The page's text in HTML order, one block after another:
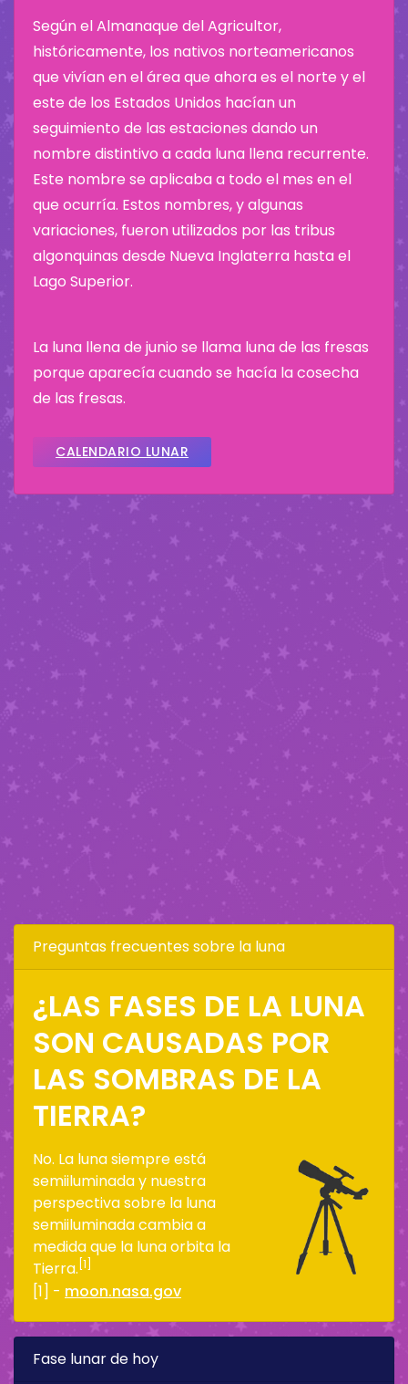
Según el Almanaque del Agricultor,
históricamente, los nativos norteamericanos
que vivían en el área que ahora es el norte y el
este de los Estados Unidos hacían un
seguimiento de las estaciones dando un
nombre distintivo a cada luna llena recurrente.
Este nombre se aplicaba a todo el mes en el
que ocurría. Estos nombres, y algunas
variaciones, fueron utilizados por las tribus
algonquinas desde Nueva Inglaterra hasta el
Lago Superior.
La luna llena de junio se llama luna de las fresas
porque aparecía cuando se hacía la cosecha
de las fresas.
CALENDARIO LUNAR
Preguntas frecuentes sobre la luna
¿LAS FASES DE LA LUNA
SON CAUSADAS POR
LAS SOMBRAS DE LA
TIERRA?
No. La luna siempre está
semiiluminada y nuestra
perspectiva sobre la luna
semiiluminada cambia a
medida que la luna orbita la
Tierra. [1]
[1] - moon.nasa.gov
Fase lunar de hoy